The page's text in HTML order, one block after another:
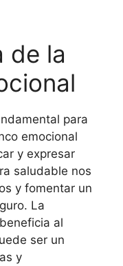
de la
para
emocional
y expresar
saludable nos
y fomentar un
La
al
ser un
y